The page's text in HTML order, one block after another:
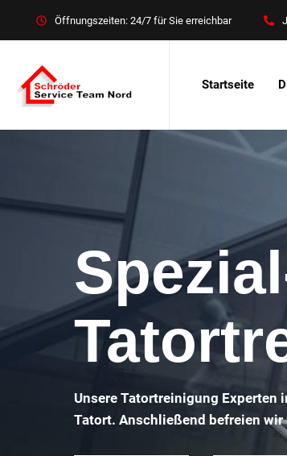
Öffnungszeiten: 24/7 für Sie erreichbar
Startseite
Unsere Tatortreinigung Experten
Tatort. Anschließend befreien